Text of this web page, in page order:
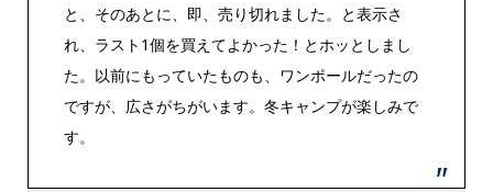
と、そのあとに、即、売り切れました。と表示さ
れ、ラスト1個を買えてよかった！とホッとしまし
た。以前にもっていたものも、ワンポールだったの
ですが、広さがちがいます。冬キャンプが楽しみで
す。